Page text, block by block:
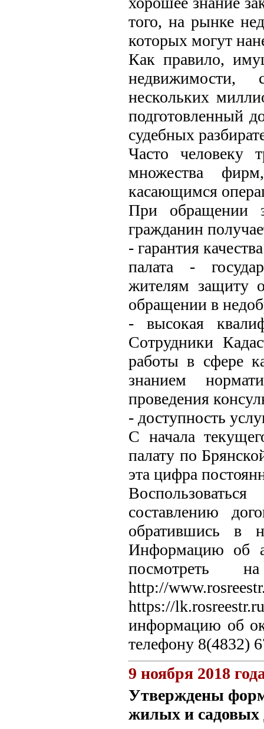
того, на рынке
которых могут
Как правило,
недвижимости,
нескольких
подготовленный
судебных
Часто человеку
множества
касающимся
При обращении
гражданин
- гарантия
палата -
жителям защиту
обращении в
- высокая
Сотрудники
работы в сфере
знанием
проведения
- доступность
С начала
палату по
эта цифра
составлению
обратившись в
Информацию об
посмотреть
http://
https://
информацию об
телефону 8(4832)
9 ноября 2018
Утверждены
жилых и садовых